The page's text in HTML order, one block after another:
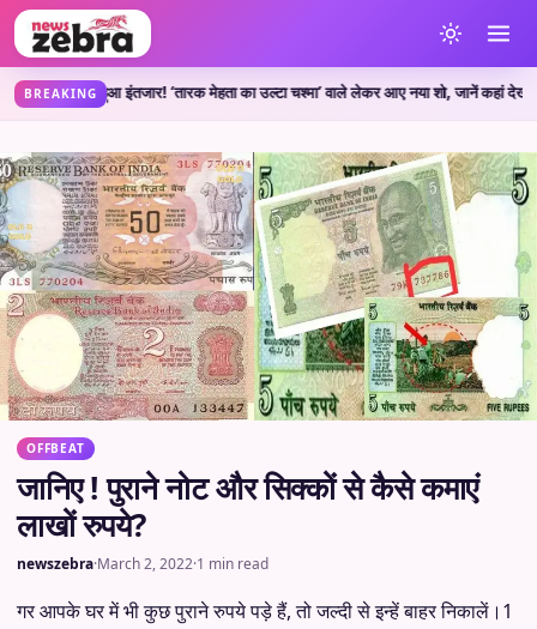
BREAKING
खत्म हुआ इंतजार! ‘तारक मेहता का उल्टा चश्मा’ वाले लेकर आए नया शो, जानें कहां देख सकते हैं
OFFBEAT
जानिए ! पुराने नोट और सिक्कों से कैसे कमाएं
लाखों रुपये?
newszebra·March 2, 2022·1 min read
गर आपके घर में भी कुछ पुराने रुपये पड़े हैं, तो जल्दी से इन्हें बाहर निकालें।1